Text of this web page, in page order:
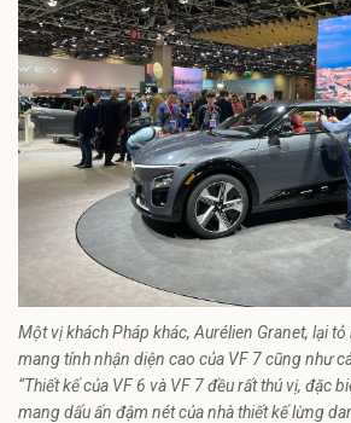
Một vị khách Pháp khác, Aurélien Granet, lại
mang tính nhận diện cao của VF 7 cũng như
“Thiết kế của VF 6 và VF 7 đều rất thú vị, đặc
mang dấu ấn đậm nét của nhà thiết kế lừng